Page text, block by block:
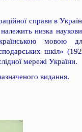
справи в
низка
мовою
шкіл»
мережі України.
видання.